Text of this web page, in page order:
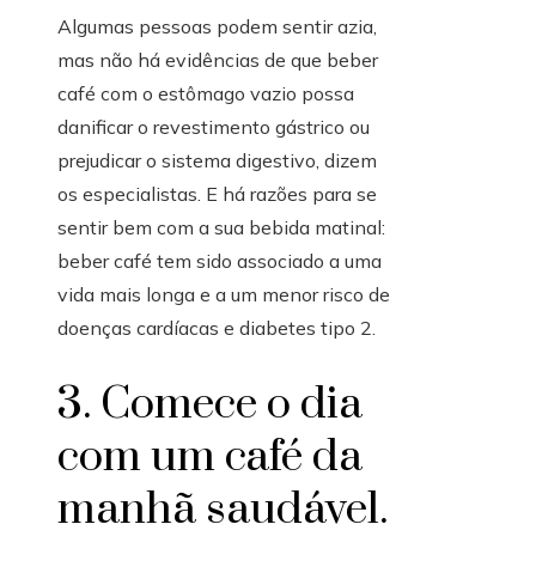
Algumas pessoas podem sentir azia,
mas não há evidências de que beber
café com o estômago vazio possa
danificar o revestimento gástrico ou
prejudicar o sistema digestivo, dizem
os especialistas. E há razões para se
sentir bem com a sua bebida matinal:
beber café tem sido associado a uma
vida mais longa e a um menor risco de
doenças cardíacas e diabetes tipo 2.
3. Comece o dia
com um café da
manhã saudável.